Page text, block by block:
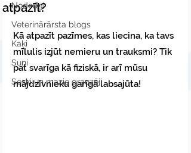
Noderīgi
Veterinārārsta blogs
Kaķi
Suņi
Seski un mazie grauzēji
atpazīt?
Kā atpazīt pazīmes, kas liecina, ka tavs
mīlulis izjūt nemieru un trauksmi? Tik
pat svarīga kā fiziskā, ir arī mūsu
mājdzīvnieku garīgā labsajūta!